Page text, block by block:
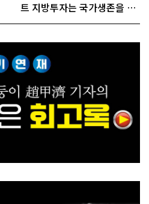
트 지방투자는 국가생존을 건
대전략"